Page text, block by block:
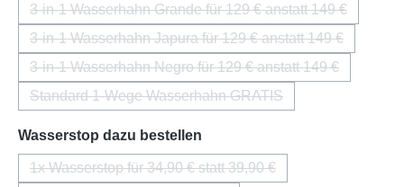
3-in-1 Wasserhahn Grande für 129 € anstatt 149 €
(Diese Option ist zurzeit nicht
3-in-1 Wasserhahn Japura für 129 € anstatt 149 €
(Diese Option ist zurzeit nicht
3-in-1 Wasserhahn Negro für 129 € anstatt 149 €
(Diese Option ist zurzeit nicht
Standard 1-Wege Wasserhahn GRATIS
(Diese Option ist zurzeit nicht verfügbar.)
Wasserstop dazu bestellen
1x Wasserstop für 34,90 € statt 39,90 €
(Diese Option ist zurzeit nicht verfügbar.)